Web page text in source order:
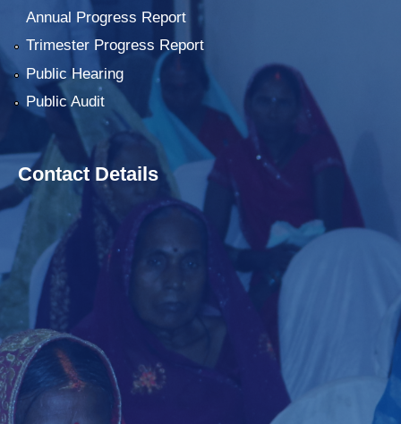
Annual Progress Report
Trimester Progress Report
Public Hearing
Public Audit
Contact Details